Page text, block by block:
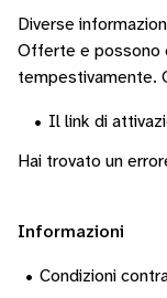
Diverse
Offerte e possono
tempestivamente.
• Il link di
Hai trovato un
Informazioni
• Condizioni